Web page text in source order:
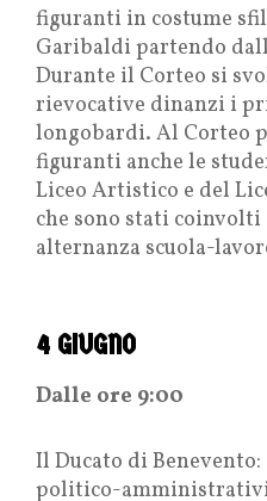
figuranti in costume
Garibaldi partendo
Durante il Corteo si
rievocative dinanzi i
longobardi. Al Corteo
figuranti anche le
Liceo Artistico e del
che sono stati
alternanza scuola-
4 GIUGNO
Dalle ore 9:00
Il Ducato di
politico-